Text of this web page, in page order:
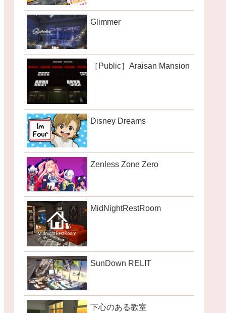
Glimmer
［Public］Araisan Mansion
Disney Dreams
Zenless Zone Zero
MidNightRestRoom
SunDown RELIT
下心のある教室